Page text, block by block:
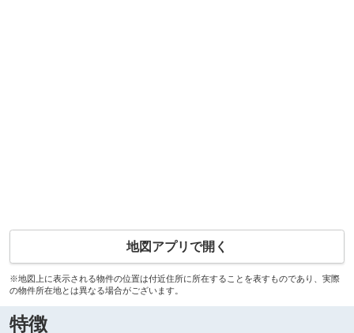
地図アプリで開く
※地図上に表示される物件の位置は付近住所に所在することを表すものであり、実際
の物件所在地とは異なる場合がございます。
特徴